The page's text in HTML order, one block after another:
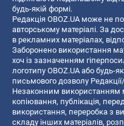
будь-якій формі.
Редакція OBOZ.UA може не
авторському матеріалі. За
в рекламних матеріалах,
Заборонено використання
хоч із зазначенням
логотипу OBOZ.UA або будь-
письмового дозволу
Незаконним використанням
копiювання, публiкацiя,
використання, переробка з
складу інших матеріалів,